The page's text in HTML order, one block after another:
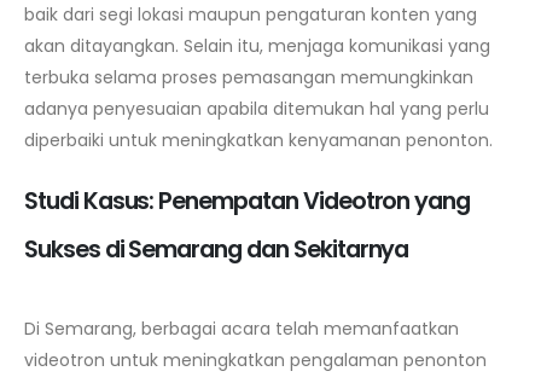
baik dari segi lokasi maupun pengaturan konten yang
akan ditayangkan. Selain itu, menjaga komunikasi yang
terbuka selama proses pemasangan memungkinkan
adanya penyesuaian apabila ditemukan hal yang perlu
diperbaiki untuk meningkatkan kenyamanan penonton.
Studi Kasus: Penempatan Videotron yang
Sukses di Semarang dan Sekitarnya
Di Semarang, berbagai acara telah memanfaatkan
videotron untuk meningkatkan pengalaman penonton